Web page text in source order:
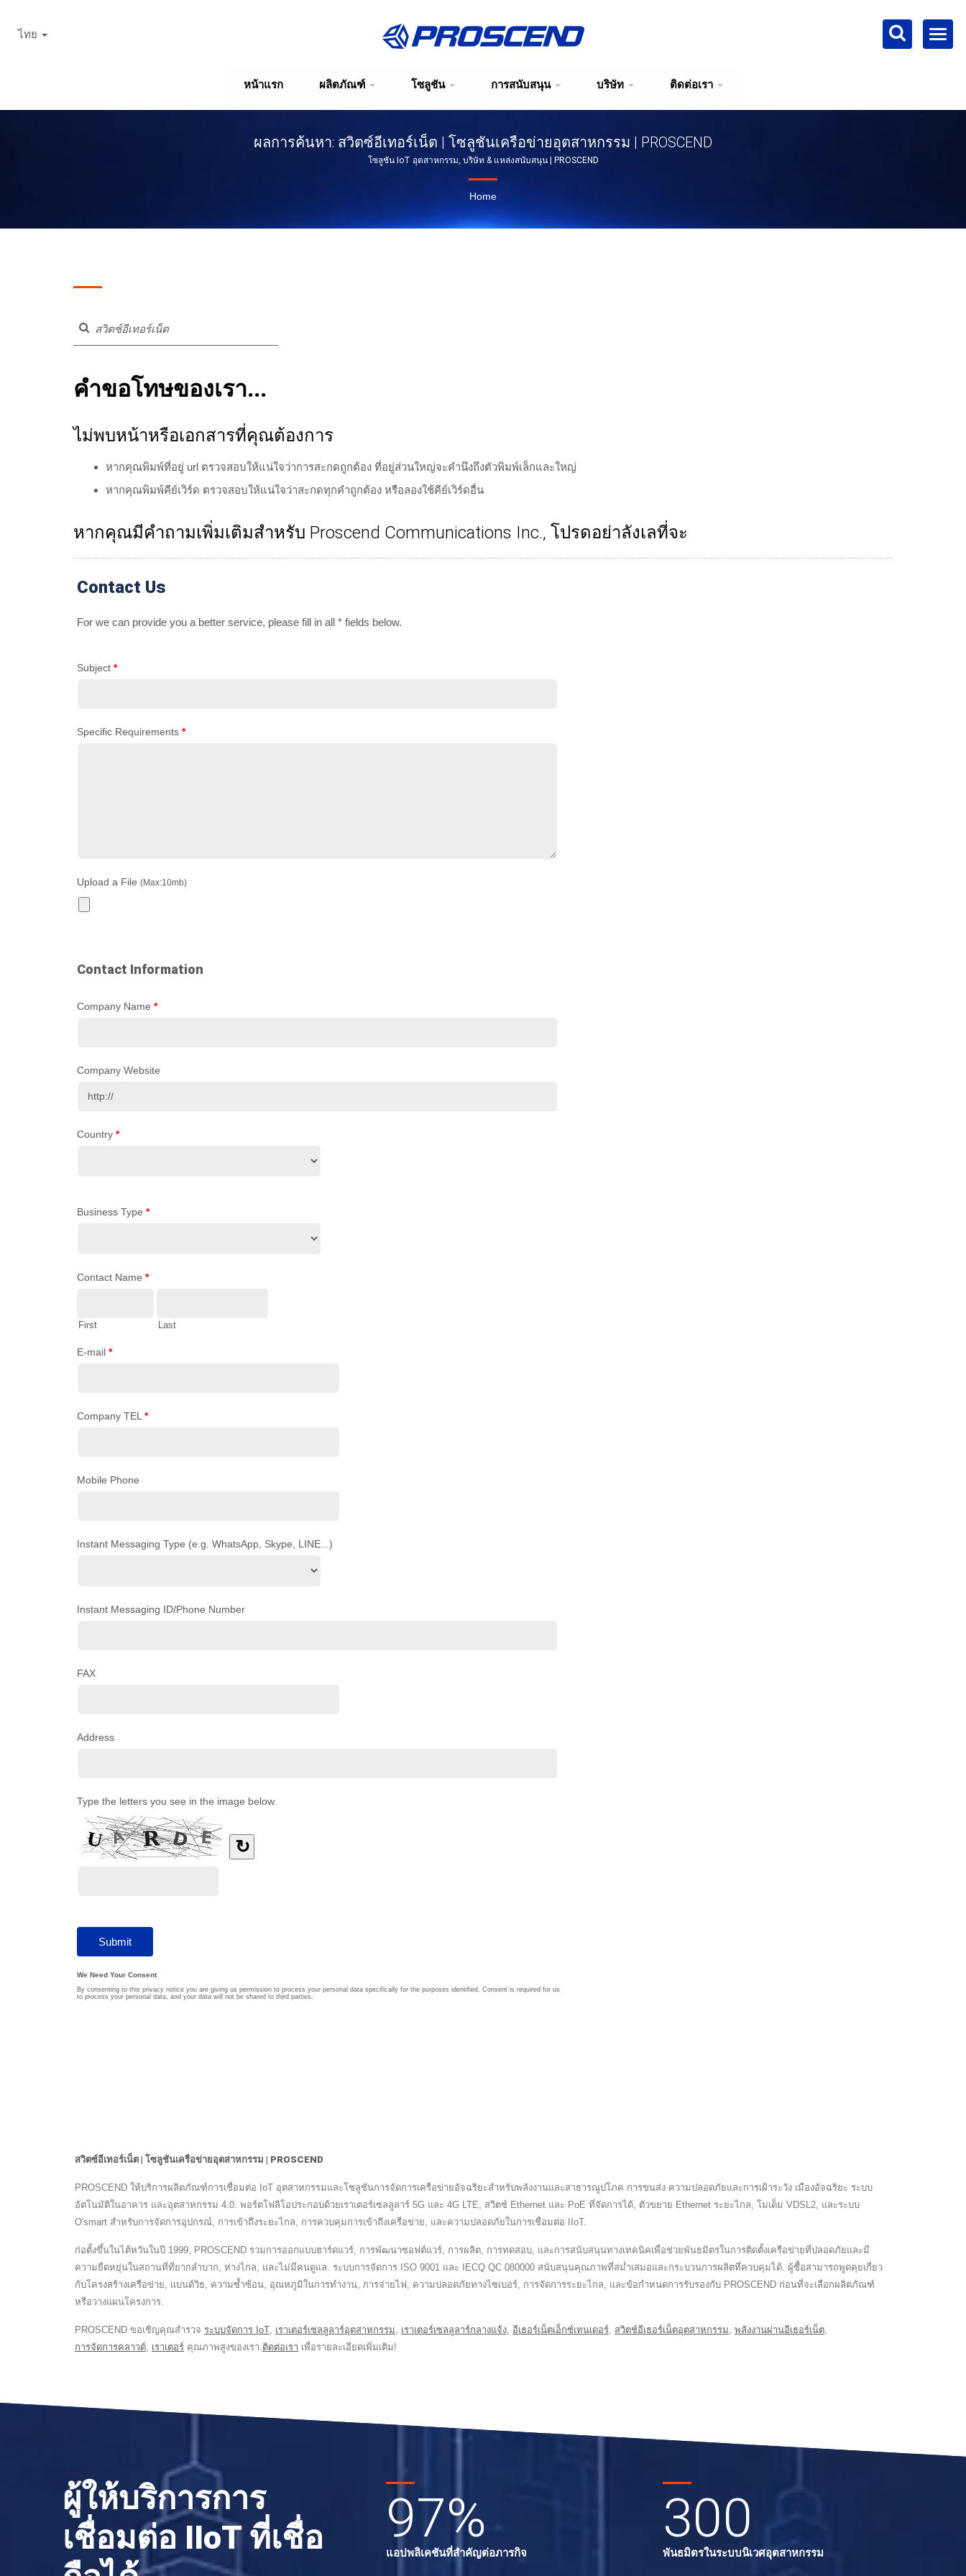
หน้าแรก ผลิตภัณฑ์ โซลูชัน การสนับสนุน บริษัท ติดต่อเรา
ไทย
ผลการค้นหา: สวิตซ์อีเทอร์เน็ต | โซลูชันเครือข่ายอุตสาหกรรม | PROSCEND
โซลูชัน IoT อุตสาหกรรม, บริษัท & แหล่งสนับสนุน | PROSCEND
Home
คำขอโทษของเรา...
ไม่พบหน้าหรือเอกสารที่คุณต้องการ
หากคุณพิมพ์ที่อยู่ url ตรวจสอบให้แน่ใจว่าการสะกดถูกต้อง ที่อยู่ส่วนใหญ่จะคำนึงถึงตัวพิมพ์เล็กและใหญ่
หากคุณพิมพ์คีย์เวิร์ด ตรวจสอบให้แน่ใจว่าสะกดทุกคำถูกต้อง หรือลองใช้คีย์เวิร์ดอื่น
หากคุณมีคำถามเพิ่มเติมสำหรับ Proscend Communications Inc., โปรดอย่าลังเลที่จะ
สวิตซ์อีเทอร์เน็ต | โซลูชันเครือข่ายอุตสาหกรรม | PROSCEND
PROSCEND ให้บริการผลิตภัณฑ์การเชื่อมต่อ IoT อุตสาหกรรมและโซลูชันการจัดการเครือข่ายอัจฉริยะสำหรับพลังงานและสาธารณูปโภค การขนส่ง ความปลอดภัยและการเฝ้าระวัง เมืองอัจฉริยะ ระบบ
อัตโนมัติในอาคาร และอุตสาหกรรม 4.0. พอร์ตโฟลิโอประกอบด้วยเราเตอร์เซลลูลาร์ 5G และ 4G LTE, สวิตช์ Ethernet และ PoE ที่จัดการได้, ตัวขยาย Ethernet ระยะไกล, โมเด็ม VDSL2, และระบบ
O'smart สำหรับการจัดการอุปกรณ์, การเข้าถึงระยะไกล, การควบคุมการเข้าถึงเครือข่าย, และความปลอดภัยในการเชื่อมต่อ IIoT.
ก่อตั้งขึ้นในไต้หวันในปี 1999, PROSCEND รวมการออกแบบฮาร์ดแวร์, การพัฒนาซอฟต์แวร์, การผลิต, การทดสอบ, และการสนับสนุนทางเทคนิคเพื่อช่วยพันธมิตรในการติดตั้งเครือข่ายที่ปลอดภัยและมี
ความยืดหยุ่นในสถานที่ที่ยากลำบาก, ห่างไกล, และไม่มีคนดูแล. ระบบการจัดการ ISO 9001 และ IECQ QC 080000 สนับสนุนคุณภาพที่สม่ำเสมอและกระบวนการผลิตที่ควบคุมได้. ผู้ซื้อสามารถพูดคุยเกี่ยว
กับโครงสร้างเครือข่าย, แบนด์วิธ, ความซ้ำซ้อน, อุณหภูมิในการทำงาน, การจ่ายไฟ, ความปลอดภัยทางไซเบอร์, การจัดการระยะไกล, และข้อกำหนดการรับรองกับ PROSCEND ก่อนที่จะเลือกผลิตภัณฑ์
หรือวางแผนโครงการ.
PROSCEND ขอเชิญคุณสำรวจ ระบบจัดการ IoT, เราเตอร์เซลลูลาร์อุตสาหกรรม, เราเตอร์เซลลูลาร์กลางแจ้ง, อีเธอร์เน็ตเอ็กซ์เทนเดอร์, สวิตช์อีเธอร์เน็ตอุตสาหกรรม, พลังงานผ่านอีเธอร์เน็ต,
การจัดการคลาวด์, เราเตอร์ คุณภาพสูงของเรา.ติดต่อเรา เพื่อรายละเอียดเพิ่มเติม!
ผู้ให้บริการการ
เชื่อมต่อ IIoT ที่เชื่อ
97%
แอปพลิเคชันที่สำคัญต่อภารกิจ
300
พันธมิตรในระบบนิเวศอุตสาหกรรม